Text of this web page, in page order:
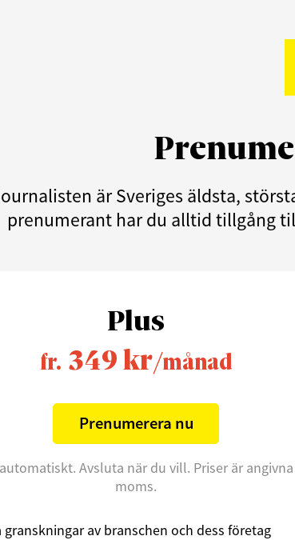
är Sveriges äldsta,
prenumerant har du alltid tillgång
Plus
fr. 349 kr/månad
Prenumerera nu
Avsluta när du vill. Priser är
moms.
granskningar av branschen och dess företag